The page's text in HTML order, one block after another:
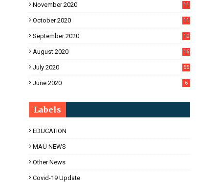
November 2020
11
October 2020
11
September 2020
10
August 2020
16
July 2020 55
June 2020 6
Labels
EDUCATION
MAU NEWS
Other News
Covid-19 Update